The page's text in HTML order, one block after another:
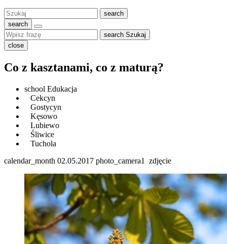
Szukaj:
search
search
search Szukaj
close
Co z kasztanami, co z maturą?
school Edukacja
Cekcyn
Gostycyn
Kęsowo
Lubiewo
Śliwice
Tuchola
calendar_month 02.05.2017 photo_camera1 zdjęcie